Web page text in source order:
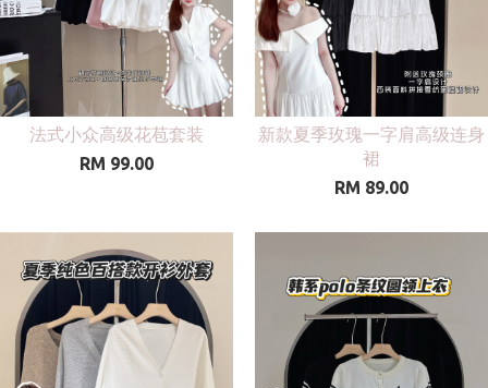
法式小众高级花苞套装
RM 99.00
新款夏季玫瑰一字肩高级连身
裙
RM 89.00